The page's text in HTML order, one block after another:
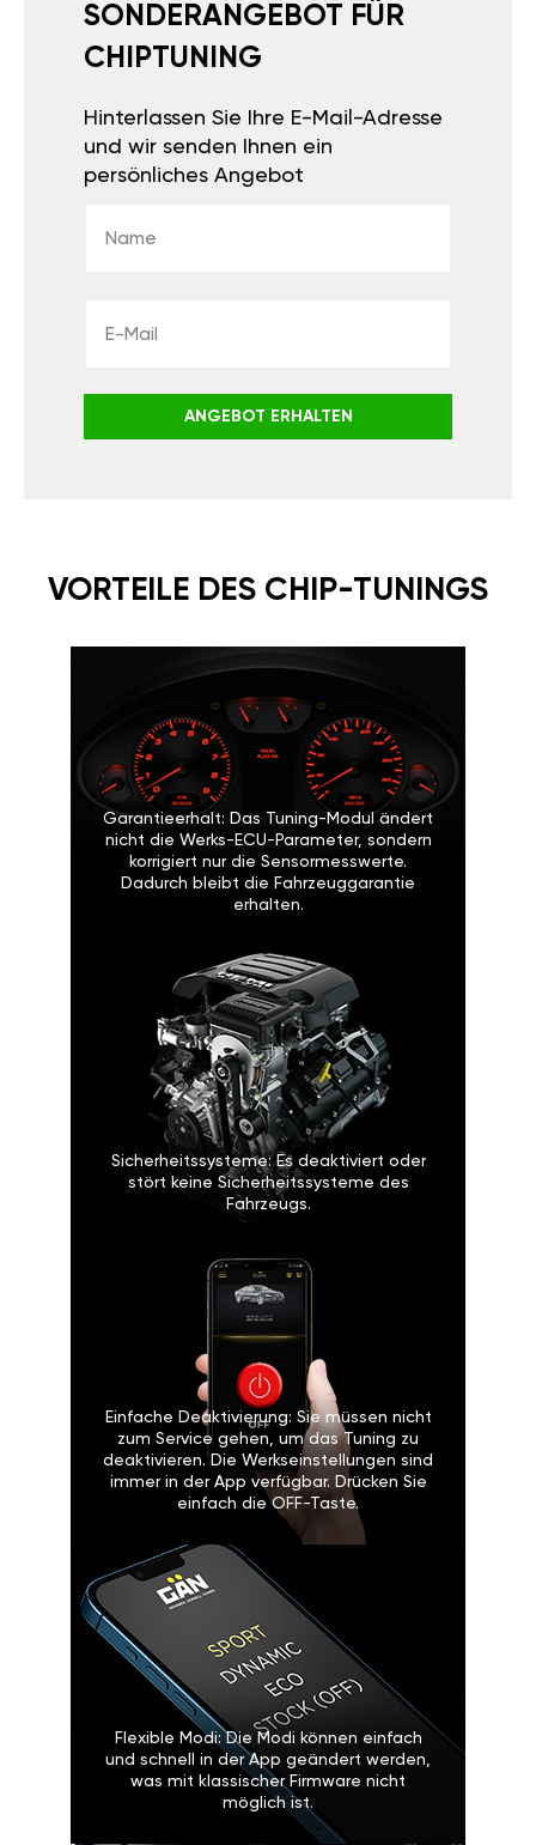
SONDERANGEBOT FÜR
CHIPTUNING
Hinterlassen Sie Ihre E-Mail-Adresse
und wir senden Ihnen ein
persönliches Angebot
ANGEBOT ERHALTEN
VORTEILE DES CHIP-TUNINGS
Garantieerhalt: Das Tuning-Modul ändert
nicht die Werks-ECU-Parameter, sondern
korrigiert nur die Sensormesswerte.
Dadurch bleibt die Fahrzeuggarantie
erhalten.
Sicherheitssysteme: Es deaktiviert oder
stört keine Sicherheitssysteme des
Fahrzeugs.
Einfache Deaktivierung: Sie müssen nicht
zum Service gehen, um das Tuning zu
deaktivieren. Die Werkseinstellungen sind
immer in der App verfügbar. Drücken Sie
einfach die OFF-Taste.
Flexible Modi: Die Modi können einfach
und schnell in der App geändert werden,
was mit klassischer Firmware nicht
möglich ist.